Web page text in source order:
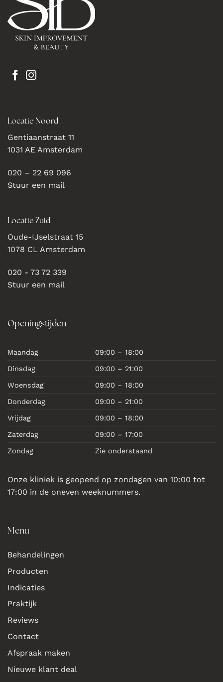
Locatie Noord
Gentiaanstraat 11
1031 AE Amsterdam
020 – 22 69 096
Stuur een mail
Locatie Zuid
Oude-IJselstraat 15
1078 CL Amsterdam
020 - 73 72 339
Stuur een mail
Openingstijden
Maandag 09:00 – 18:00
Dinsdag 09:00 – 21:00
Woensdag 09:00 – 18:00
Donderdag 09:00 – 21:00
Vrijdag 09:00 – 18:00
Zaterdag 09:00 – 17:00
Zondag Zie onderstaand
Onze kliniek is geopend op zondagen van 10:00 tot
17:00 in de oneven weeknummers.
Menu
Behandelingen
Producten
Indicaties
Praktijk
Reviews
Contact
Afspraak maken
Nieuwe klant deal